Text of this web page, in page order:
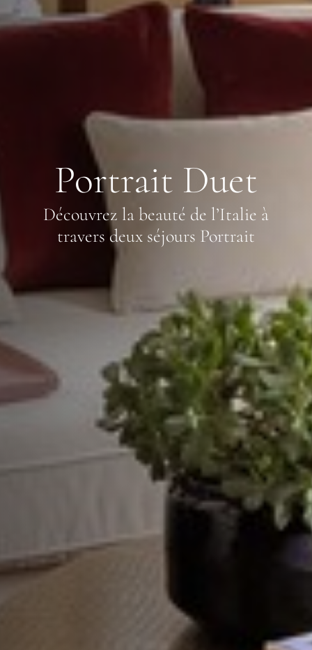
Portrait Duet
Découvrez la beauté de l’Italie à
travers deux séjours Portrait